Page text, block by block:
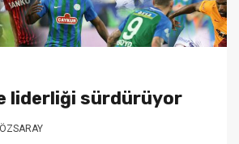
liderliği sürdürüyor